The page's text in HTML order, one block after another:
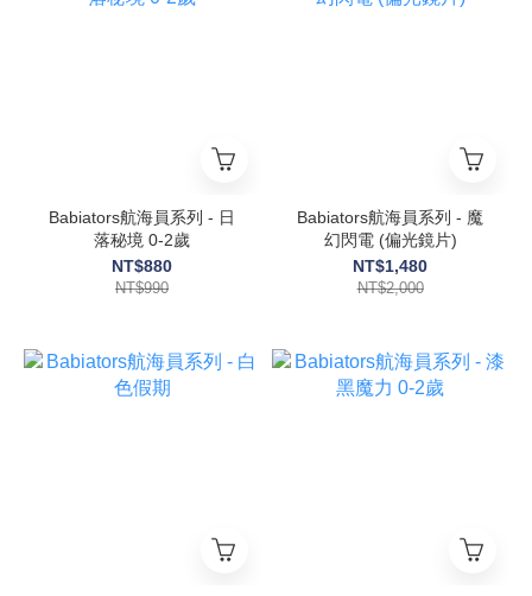
Babiators航海員系列 - 日
落秘境 0-2歲
NT$880
NT$990
Babiators航海員系列 - 魔
幻閃電 (偏光鏡片)
NT$1,480
NT$2,000